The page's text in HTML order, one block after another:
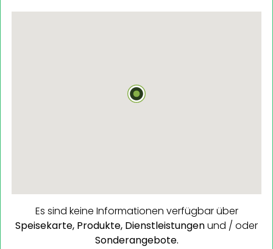
Es sind keine Informationen verfügbar über
Speisekarte, Produkte, Dienstleistungenund / oder
Sonderangebote.